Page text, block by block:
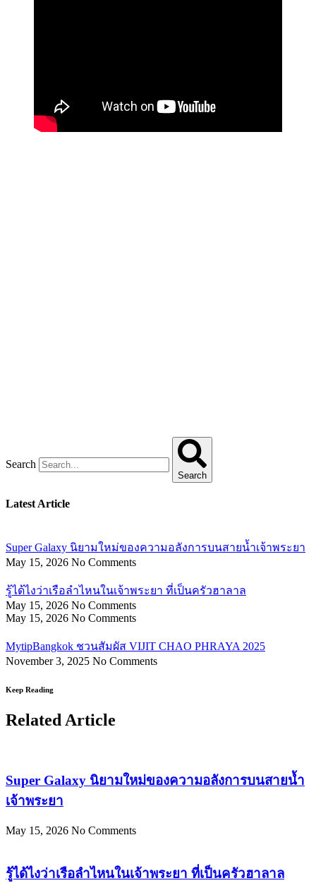
Search
Search
Latest Article
Super Galaxy นิยามใหม่ของความอลังการบนสายน้ำเจ้าพระยา
May 15, 2026 No Comments
รู้ได้ไงว่าเรือลำไหนในเจ้าพระยา ที่เป็นครัวฮาลาล
May 15, 2026 No Comments
May 15, 2026 No Comments
MytipBangkok ชวนสัมผัส VIJIT CHAO PHRAYA 2025
November 3, 2025 No Comments
Keep Reading
Related Article
Super Galaxy นิยามใหม่ของความอลังการบนสายน้ำ
เจ้าพระยา
May 15, 2026 No Comments
รู้ได้ไงว่าเรือลำไหนในเจ้าพระยา ที่เป็นครัวฮาลาล